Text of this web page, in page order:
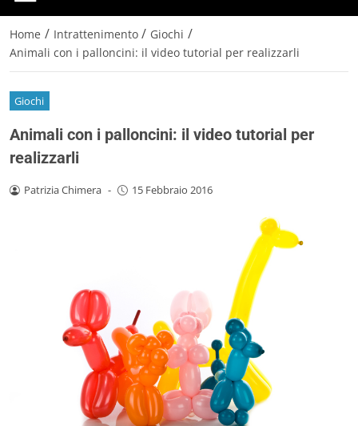
Home / Intrattenimento / Giochi /
Animali con i palloncini: il video tutorial per realizzarli
Giochi
Animali con i palloncini: il video tutorial per
realizzarli
Patrizia Chimera - 15 Febbraio 2016